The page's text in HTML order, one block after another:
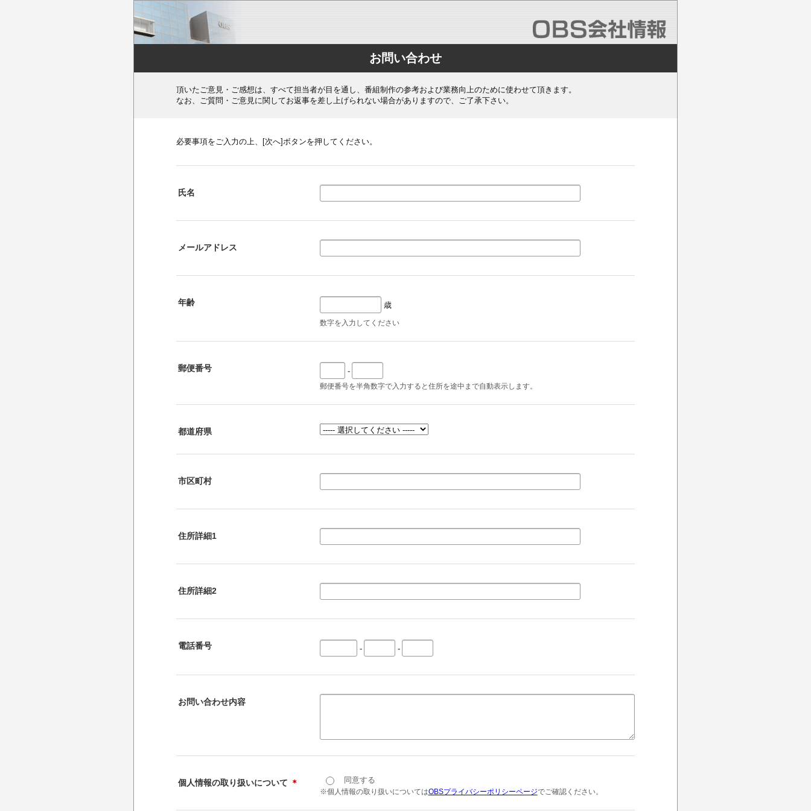
お問い合わせ
頂いたご意見・ご感想は、すべて担当者が目を通し、番組制作の参考および業務向上のために使わせて頂きます。
なお、ご質問・ご意見に関してお返事を差し上げられない場合がありますので、ご了承下さい。
必要事項をご入力の上、[次へ]ボタンを押してください。
氏名
メールアドレス
年齢 歳
数字を入力してください
郵便番号 -
郵便番号を半角数字で入力すると住所を途中まで自動表示します。
都道府県
市区町村
住所詳細1
住所詳細2
電話番号 - -
お問い合わせ内容
個人情報の取り扱いについて ＊ 同意する
※個人情報の取り扱いについてはOBSプライバシーポリシーページでご確認ください。